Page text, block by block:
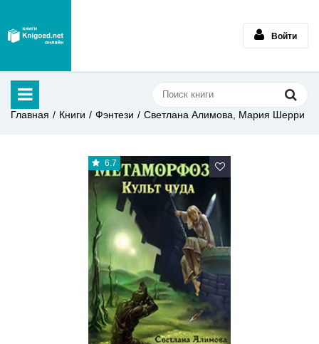
Войти
Главная Книги Фэнтези Светлана Алимова, Мария Шерри
6.7